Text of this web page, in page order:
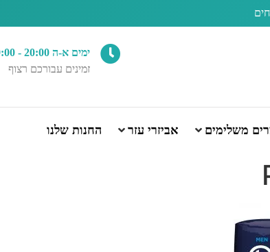
ימים א-ה 20:00 - 09:00
זמינים עבורכם רצוף
משלימים אביזרי עזר החנות שלנו